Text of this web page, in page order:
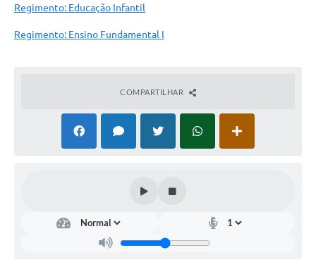
Regimento: Educação Infantil
Regimento: Ensino Fundamental I
COMPARTILHAR